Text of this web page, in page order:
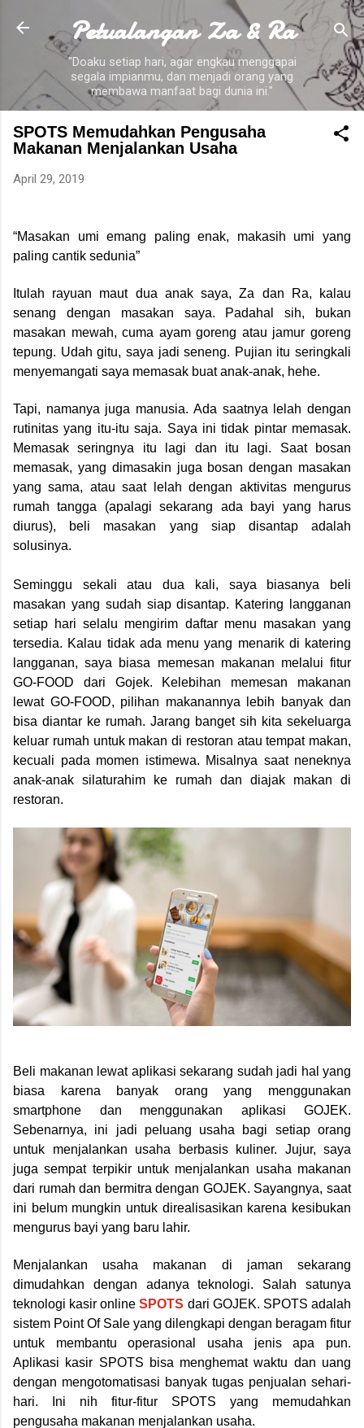
Skip to main content
Petualangan Za & Ra
"Doaku setiap hari, agar engkau menggapai
segala impianmu, dan menjadi orang yang
membawa manfaat bagi dunia ini."
SPOTS Memudahkan Pengusaha
Makanan Menjalankan Usaha
April 29, 2019
“Masakan umi emang paling enak, makasih umi yang
paling cantik sedunia”
Itulah rayuan maut dua anak saya, Za dan Ra, kalau
senang dengan masakan saya. Padahal sih, bukan
masakan mewah, cuma ayam goreng atau jamur goreng
tepung. Udah gitu, saya jadi seneng. Pujian itu seringkali
menyemangati saya memasak buat anak-anak, hehe.
Tapi, namanya juga manusia. Ada saatnya lelah dengan
rutinitas yang itu-itu saja. Saya ini tidak pintar memasak.
Memasak seringnya itu lagi dan itu lagi. Saat bosan
memasak, yang dimasakin juga bosan dengan masakan
yang sama, atau saat lelah dengan aktivitas mengurus
rumah tangga (apalagi sekarang ada bayi yang harus
diurus), beli masakan yang siap disantap adalah
solusinya.
Seminggu sekali atau dua kali, saya biasanya beli
masakan yang sudah siap disantap. Katering langganan
setiap hari selalu mengirim daftar menu masakan yang
tersedia. Kalau tidak ada menu yang menarik di katering
langganan, saya biasa memesan makanan melalui fitur
GO-FOOD dari Gojek. Kelebihan memesan makanan
lewat GO-FOOD, pilihan makanannya lebih banyak dan
bisa diantar ke rumah. Jarang banget sih kita sekeluarga
keluar rumah untuk makan di restoran atau tempat makan,
kecuali pada momen istimewa. Misalnya saat neneknya
anak-anak silaturahim ke rumah dan diajak makan di
restoran.
Beli makanan lewat aplikasi sekarang sudah jadi hal yang
biasa karena banyak orang yang menggunakan
smartphone dan menggunakan aplikasi GOJEK.
Sebenarnya, ini jadi peluang usaha bagi setiap orang
untuk menjalankan usaha berbasis kuliner. Jujur, saya
juga sempat terpikir untuk menjalankan usaha makanan
dari rumah dan bermitra dengan GOJEK. Sayangnya, saat
ini belum mungkin untuk direalisasikan karena kesibukan
mengurus bayi yang baru lahir.
Menjalankan usaha makanan di jaman sekarang
dimudahkan dengan adanya teknologi. Salah satunya
teknologi kasir onlineSPOTS dari GOJEK. SPOTS adalah
sistem Point Of Sale yang dilengkapi dengan beragam fitur
untuk membantu operasional usaha jenis apa pun.
Aplikasi kasir SPOTS bisa menghemat waktu dan uang
dengan mengotomatisasi banyak tugas penjualan sehari-
hari. Ini nih fitur-fitur SPOTS yang memudahkan
pengusaha makanan menjalankan usaha.